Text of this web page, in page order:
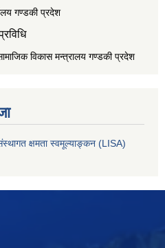
गण्डकी प्रदेश
विकास मन्त्रालय गण्डकी प्रदेश
क्षमता स्वमूल्याङ्कन (LISA)